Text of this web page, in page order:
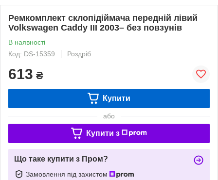
Ремкомплект склопідіймача передній лівий
Volkswagen Caddy III 2003– без повзунів
В наявності
Код: DS-15359
Роздріб
613 ₴
Купити
або
Купити з
Що таке купити з Пром?
Замовлення під захистом